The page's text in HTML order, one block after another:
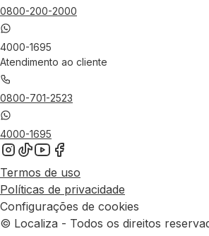
0800-200-2000
4000-1695
Atendimento ao cliente
0800-701-2523
4000-1695
Termos de uso
Políticas de privacidade
Configurações de cookies
© Localiza - Todos os direitos